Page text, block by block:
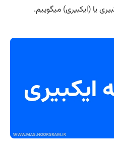
یا (ایکبیری) میگوییم.